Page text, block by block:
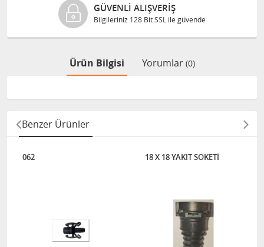
GÜVENLI ALIŞVERIŞ
Bilgileriniz 128 Bit SSL ile güvende
Ürün Bilgisi Yorumlar (0)
Benzer Ürünler
062 18 X 18 YAKIT SOKETİ